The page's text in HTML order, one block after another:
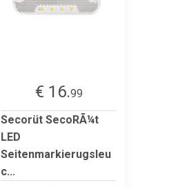
€ 16.99
Secorüt SecoRÃ¼t
LED
Seitenmarkierugsleu
c...